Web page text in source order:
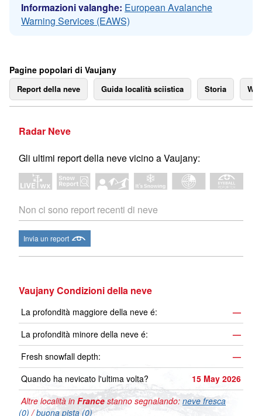
Informazioni valanghe: European Avalanche
Warning Services (EAWS)
Pagine popolari di Vaujany
Report della neve Guida località sciistica Storia
Radar Neve
Gli ultimi report della neve vicino a Vaujany:
Non ci sono report recenti di neve
Invia un report
Vaujany Condizioni della neve
La profondità maggiore della neve é:
—
La profondità minore della neve é:
—
Fresh snowfall depth:
—
Quando ha nevicato l'ultima volta?
15 May 2026
Altre località in France stanno segnalando: neve fresca
(0) /buona pista (0)